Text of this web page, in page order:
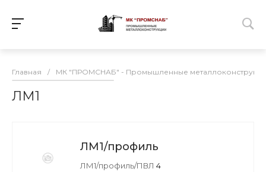
Главная / МК "ПРОМСНАБ" - Промышленные
ЛМ1
ЛМ1/профиль
ЛМ1/профиль/ПВЛ 4